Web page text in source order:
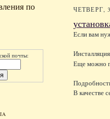
по
почты:
ЧЕТВЕРГ,
Если вам
Еще можно
В качестве